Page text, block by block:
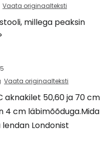
Vaata originaalteksti
millega peaksin
Vaata originaalteksti
aknakilet 50,60 ja 70 cm
4 cm läbimõõduga.Mida
Londonist